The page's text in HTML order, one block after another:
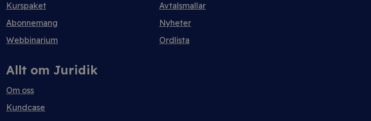
Kurspaket
Abonnemang
Webbinarium
Avtalsmallar
Nyheter
Ordlista
Allt om Juridik
Om oss
Kundcase